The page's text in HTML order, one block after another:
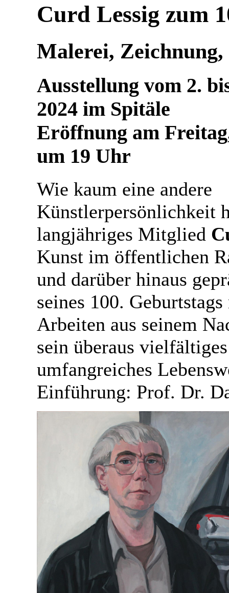
Curd Lessig zum
Malerei,
Ausstellung vom 2.
2024 im Spitäle
Eröffnung am
um 19 Uhr
Wie kaum eine andere
Künstlerpersönlichkeit
langjähriges Mitglied
Kunst im öffentlichen
und darüber hinaus
seines 100.
Arbeiten aus seinem
sein überaus
umfangreiches
Einführung: Prof. Dr.